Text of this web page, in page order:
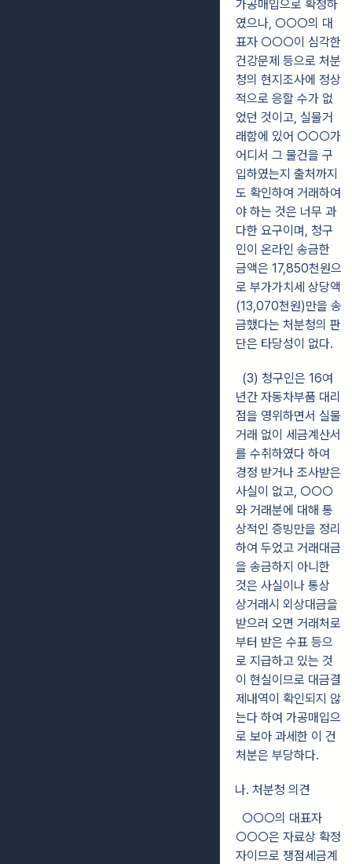
가공매입으로 확정하
였으나, ○○○의 대
표자 ○○○이 심각한
건강문제 등으로 처분
청의 현지조사에 정상
적으로 응할 수가 없
었던 것이고, 실물거
래함에 있어 ○○○가
어디서 그 물건을 구
입하였는지 출처까지
도 확인하여 거래하여
야 하는 것은 너무 과
다한 요구이며, 청구
인이 온라인 송금한
금액은 17,850천원으
로 부가가치세 상당액
(13,070천원)만을 송
금했다는 처분청의 판
단은 타당성이 없다.
(3) 청구인은 16여
년간 자동차부품 대리
점을 영위하면서 실물
거래 없이 세금계산서
를 수취하였다 하여
경정 받거나 조사받은
사실이 없고, ○○○
와 거래분에 대해 통
상적인 증빙만을 정리
하여 두었고 거래대금
을 송금하지 아니한
것은 사실이나 통상
상거래시 외상대금을
받으러 오면 거래처로
부터 받은 수표 등으
로 지급하고 있는 것
이 현실이므로 대금결
제내역이 확인되지 않
는다 하여 가공매입으
로 보아 과세한 이 건
처분은 부당하다.
나. 처분청 의견
○○○의 대표자
○○○은 자료상 확정
자이므로 쟁점세금계